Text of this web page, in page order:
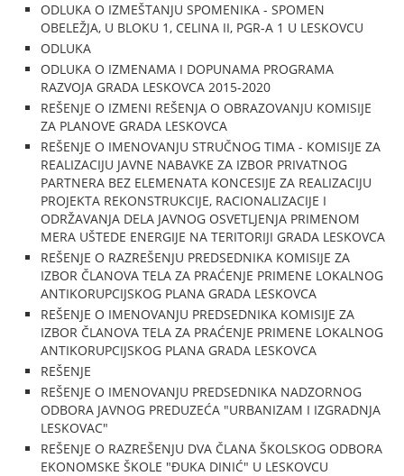
ODLUKA O IZMEŠTANJU SPOMENIKA - SPOMEN
OBELEŽJA, U BLOKU 1, CELINA II, PGR-A 1 U LESKOVCU
ODLUKA
ODLUKA O IZMENAMA I DOPUNAMA PROGRAMA
RAZVOJA GRADA LESKOVCA 2015-2020
REŠENJE O IZMENI REŠENJA O OBRAZOVANJU KOMISIJE
ZA PLANOVE GRADA LESKOVCA
REŠENJE O IMENOVANJU STRUČNOG TIMA - KOMISIJE ZA
REALIZACIJU JAVNE NABAVKE ZA IZBOR PRIVATNOG
PARTNERA BEZ ELEMENATA KONCESIJE ZA REALIZACIJU
PROJEKTA REKONSTRUKCIJE, RACIONALIZACIJE I
ODRŽAVANJA DELA JAVNOG OSVETLJENJA PRIMENOM
MERA UŠTEDE ENERGIJE NA TERITORIJI GRADA LESKOVCA
REŠENJE O RAZREŠENJU PREDSEDNIKA KOMISIJE ZA
IZBOR ČLANOVA TELA ZA PRAĆENJE PRIMENE LOKALNOG
ANTIKORUPCIJSKOG PLANA GRADA LESKOVCA
REŠENJE O IMENOVANJU PREDSEDNIKA KOMISIJE ZA
IZBOR ČLANOVA TELA ZA PRAĆENJE PRIMENE LOKALNOG
ANTIKORUPCIJSKOG PLANA GRADA LESKOVCA
REŠENJE
REŠENJE O IMENOVANJU PREDSEDNIKA NADZORNOG
ODBORA JAVNOG PREDUZEĆA "URBANIZAM I IZGRADNJA
LESKOVAC"
REŠENJE O RAZREŠENJU DVA ČLANA ŠKOLSKOG ODBORA
EKONOMSKE ŠKOLE "ĐUKA DINIĆ" U LESKOVCU